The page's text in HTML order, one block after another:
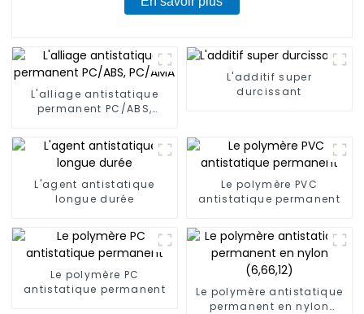
L'alliage antistatique
permanent PC/ABS,
L'additif super
durcissant
L'agent antistatique
longue durée
Le polymère PVC
antistatique permanent
Le polymère PC
antistatique permanent
Le polymère antistatique
permanent en nylon